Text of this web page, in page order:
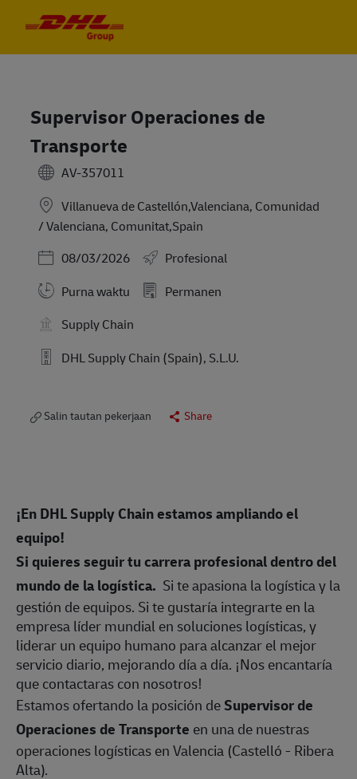
Supervisor Operaciones de
Transporte
AV-357011
Villanueva de Castellón,Valenciana, Comunidad
/ Valenciana, Comunitat,Spain
Posted Date
08/03/2026
Profesional
Purna waktu
Permanen
Supply Chain
DHL Supply Chain (Spain), S.L.U.
Salin tautan pekerjaan Share
¡En DHL Supply Chain estamos ampliando el
equipo!
Si quieres seguir tu carrera profesional dentro del
mundo de la logística. Si te apasiona la logística y la
gestión de equipos. Si te gustaría integrarte en la
empresa líder mundial en soluciones logísticas, y
liderar un equipo humano para alcanzar el mejor
servicio diario, mejorando día a día. ¡Nos encantaría
que contactaras con nosotros!
Estamos ofertando la posición deSupervisor de
Operaciones de Transporte en una de nuestras
operaciones logísticas en Valencia (Castelló - Ribera
Alta).